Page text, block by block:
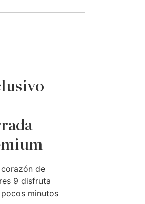
de
9 disfruta
minutos